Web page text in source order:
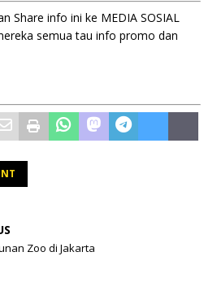
Share info ini ke MEDIA SOSIAL
semua tau info promo dan
Zoo di Jakarta